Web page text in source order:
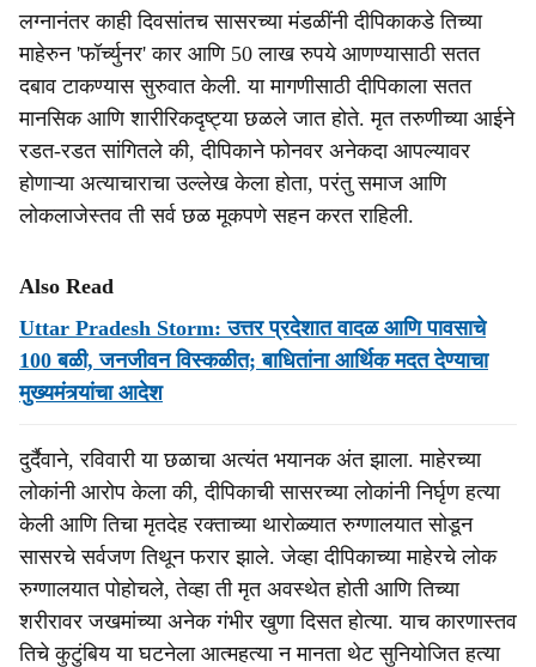
लग्नानंतर काही दिवसांतच सासरच्या मंडळींनी दीपिकाकडे तिच्या
माहेरुन 'फॉर्च्युनर' कार आणि 50 लाख रुपये आणण्यासाठी सतत
दबाव टाकण्यास सुरुवात केली. या मागणीसाठी दीपिकाला सतत
मानसिक आणि शारीरिकदृष्ट्या छळले जात होते. मृत तरुणीच्या आईने
रडत-रडत सांगितले की, दीपिकाने फोनवर अनेकदा आपल्यावर
होणाऱ्या अत्याचाराचा उल्लेख केला होता, परंतु समाज आणि
लोकलाजेस्तव ती सर्व छळ मूकपणे सहन करत राहिली.
Also Read
Uttar Pradesh Storm: उत्तर प्रदेशात वादळ आणि पावसाचे
100 बळी, जनजीवन विस्कळीत; बाधितांना आर्थिक मदत देण्याचा
मुख्यमंत्र्यांचा आदेश
दुर्दैवाने, रविवारी या छळाचा अत्यंत भयानक अंत झाला. माहेरच्या
लोकांनी आरोप केला की, दीपिकाची सासरच्या लोकांनी निर्घृण हत्या
केली आणि तिचा मृतदेह रक्ताच्या थारोळ्यात रुग्णालयात सोडून
सासरचे सर्वजण तिथून फरार झाले. जेव्हा दीपिकाच्या माहेरचे लोक
रुग्णालयात पोहोचले, तेव्हा ती मृत अवस्थेत होती आणि तिच्या
शरीरावर जखमांच्या अनेक गंभीर खुणा दिसत होत्या. याच कारणास्तव
तिचे कुटुंबिय या घटनेला आत्महत्या न मानता थेट सुनियोजित हत्या